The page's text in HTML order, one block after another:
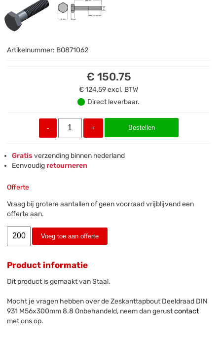
Artikelnummer: BO871062
€ 150.75
€ 124,59excl. BTW
Direct leverbaar.
- + Bestellen
Gratis verzending binnen nederland
Eenvoudigretourneren
Offerte
Vraag bij grotere aantallen of geen voorraad vrijblijvend een
offerte aan.
Voeg toe aan offerte
Product informatie
Dit product is gemaakt van Staal.
Mocht je vragen hebben over de Zeskanttapbout Deeldraad DIN
931 M56x300mm 8.8 Onbehandeld, neem dan gerustcontact
met ons op.